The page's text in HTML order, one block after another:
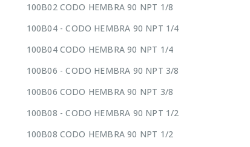
100B02 CODO HEMBRA 90 NPT 1/8
100B04 - CODO HEMBRA 90 NPT 1/4
100B04 CODO HEMBRA 90 NPT 1/4
100B06 - CODO HEMBRA 90 NPT 3/8
100B06 CODO HEMBRA 90 NPT 3/8
100B08 - CODO HEMBRA 90 NPT 1/2
100B08 CODO HEMBRA 90 NPT 1/2